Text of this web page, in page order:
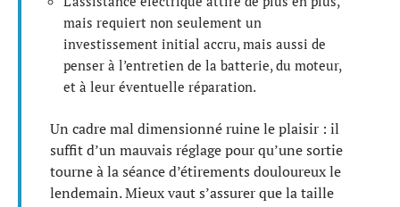
mais requiert non seulement un
investissement initial accru, mais aussi de
penser à l’entretien de la batterie, du moteur,
et à leur éventuelle réparation.
Un cadre mal dimensionné ruine le plaisir : il
suffit d’un mauvais réglage pour qu’une sortie
tourne à la séance d’étirements douloureux le
lendemain. Mieux vaut s’assurer que la taille